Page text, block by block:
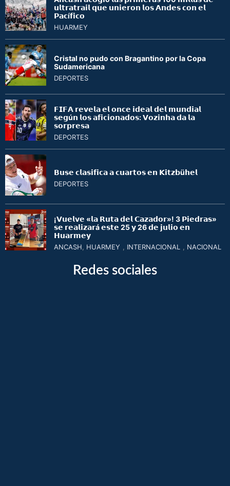
𝘂𝗹𝘁𝗿𝗮𝘁𝗿𝗮𝗶𝗹 𝗾𝘂𝗲 𝘂𝗻𝗶𝗲𝗿𝗼𝗻 𝗹𝗼𝘀 𝗔𝗻𝗱𝗲𝘀 𝗰𝗼𝗻 𝗲𝗹
𝗣𝗮𝗰í𝗳𝗶𝗰𝗼
HUARMEY
Cristal no pudo con Bragantino por la Copa
Sudamericana
DEPORTES
𝗙𝗜𝗙𝗔 𝗿𝗲𝘃𝗲𝗹𝗮 𝗲𝗹 𝗼𝗻𝗰𝗲 𝗶𝗱𝗲𝗮𝗹 𝗱𝗲𝗹 𝗺𝘂𝗻𝗱𝗶𝗮𝗹
𝘀𝗲𝗴ú𝗻 𝗹𝗼𝘀 𝗮𝗳𝗶𝗰𝗶𝗼𝗻𝗮𝗱𝗼𝘀: 𝗩𝗼𝘇𝗶𝗻𝗵𝗮 𝗱𝗮 𝗹𝗮
𝘀𝗼𝗿𝗽𝗿𝗲𝘀𝗮
DEPORTES
𝗕𝘂𝘀𝗲 𝗰𝗹𝗮𝘀𝗶𝗳𝗶𝗰𝗮 𝗮 𝗰𝘂𝗮𝗿𝘁𝗼𝘀 𝗲𝗻 𝗞𝗶𝘁𝘇𝗯ü𝗵𝗲𝗹
DEPORTES
¡𝗩𝘂𝗲𝗹𝘃𝗲 «𝗹𝗮 𝗥𝘂𝘁𝗮 𝗱𝗲𝗹 𝗖𝗮𝘇𝗮𝗱𝗼𝗿»! 3 𝗣𝗶𝗲𝗱𝗿𝗮𝘀»
𝘀𝗲 𝗿𝗲𝗮𝗹𝗶𝘇𝗮𝗿á 𝗲𝘀𝘁𝗲 25 𝘆 26 𝗱𝗲 𝗷𝘂𝗹𝗶𝗼 𝗲𝗻
𝗛𝘂𝗮𝗿𝗺𝗲𝘆
ANCASH HUARMEY INTERNACIONAL NACIONAL
Redes sociales